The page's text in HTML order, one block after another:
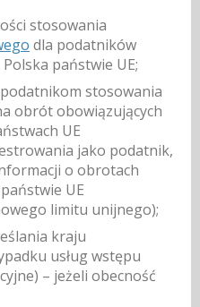
stosowania
dla podatników
państwie UE;
stosowania
obrót obowiązujących
UE
jako podatnik,
o obrotach
UE
limitu unijnego);
kraju
usług wstępu
– jeżeli obecność